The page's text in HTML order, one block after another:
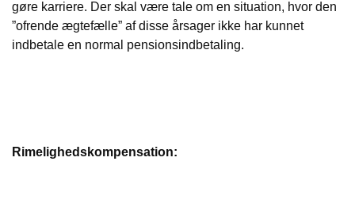
gøre karriere. Der skal være tale om en situation, hvor den
”ofrende ægtefælle” af disse årsager ikke har kunnet
indbetale en normal pensionsindbetaling.
Rimelighedskompensation: